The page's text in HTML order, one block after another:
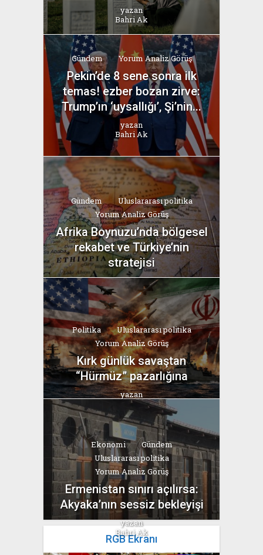
yazan
Bahri Ak
Gündem Yorum Analiz Görüş
Pekin’de 8 sene sonra ilk
temas! ezber bozan zirve:
Trump’ın ‘uysallığı’, Şi’nin...
yazan
Bahri Ak
Gündem
Uluslararası politika
Yorum Analiz Görüş
Afrika Boynuzu’nda bölgesel
rekabet ve Türkiye’nin
stratejisi
yazan
Bahri Ak
Politika
Uluslararası politika
Yorum Analiz Görüş
Kırk günlük savaştan
“Hürmüz” pazarlığına
yazan
Bahri Ak
Ekonomi
Gündem
Uluslararası politika
Yorum Analiz Görüş
Ermenistan sınırı açılırsa:
Akyaka’nın sessiz bekleyişi
yazan
Bahri Ak
RGB Ekranı